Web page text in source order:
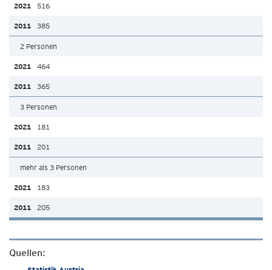
516
385
2 Personen
464
365
3 Personen
181
201
mehr als 3 Personen
183
205
Quellen: